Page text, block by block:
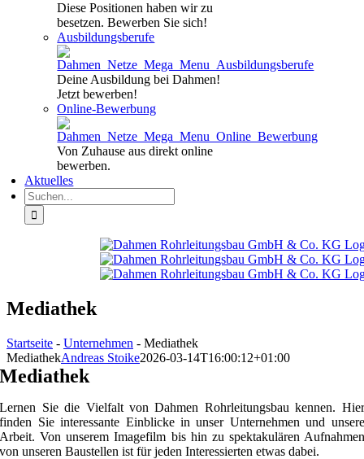
Diese Positionen haben wir zu
besetzen. Bewerben Sie sich!
Ausbildungsberufe
Deine Ausbildung bei Dahmen!
Jetzt bewerben!
Online-Bewerbung
Von Zuhause aus direkt online
bewerben.
Aktuelles
Suche
nach:
Mediathek
Startseite - Unternehmen - Mediathek
MediathekAndreas Stoike2026-03-14T16:00:12+01:00
Mediathek
Lernen Sie die Vielfalt von Dahmen Rohrleitungsbau kennen. Hier
finden Sie interessante Einblicke in unser Unternehmen und unsere
Arbeit. Von unserem Imagefilm bis hin zu spektakulären Aufnahmen
von unseren Baustellen ist für jeden Interessierten etwas dabei.